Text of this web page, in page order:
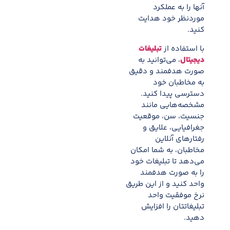
آنها را به عملکرد
موردنظر خود هدایت
کنید.
با استفاده ازتبلیغات
دیجیتال، می‌توانید به
صورت هدفمند و دقیق
به مخاطبان خود
دسترسی پیدا کنید.
مشخصه‌هایی مانند
جنسیت، سن، موقعیت
جغرافیایی، علایق و
رفتارهای آنلاین
مخاطبان، به شما امکان
می‌دهد تا تبلیغات خود
را به صورت هدفمند
واحد کنید و از این طریق
نرخ موفقیت واحد
تبلیغاتتان را افزایش
دهید.